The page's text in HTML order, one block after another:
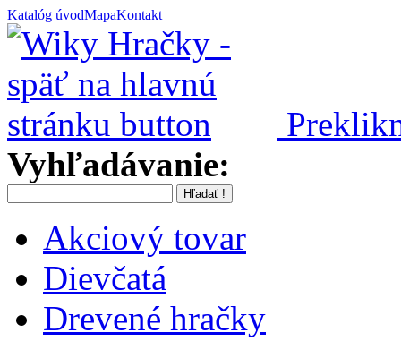
Katalóg úvodMapaKontakt
Vyhľadávanie:
Akciový tovar
Dievčatá
Drevené hračky